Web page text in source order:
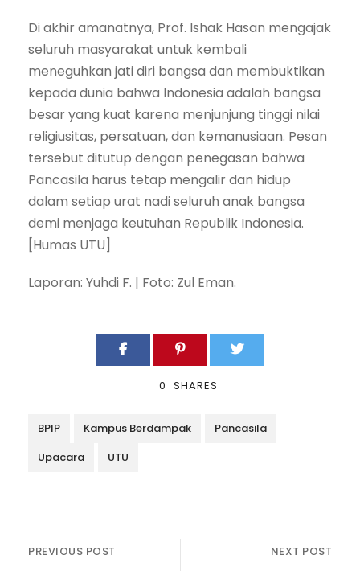
Di akhir amanatnya, Prof. Ishak Hasan mengajak
seluruh masyarakat untuk kembali
meneguhkan jati diri bangsa dan membuktikan
kepada dunia bahwa Indonesia adalah bangsa
besar yang kuat karena menjunjung tinggi nilai
religiusitas, persatuan, dan kemanusiaan. Pesan
tersebut ditutup dengan penegasan bahwa
Pancasila harus tetap mengalir dan hidup
dalam setiap urat nadi seluruh anak bangsa
demi menjaga keutuhan Republik Indonesia.
[Humas UTU]
Laporan: Yuhdi F. | Foto: Zul Eman.
0 SHARES
BPIP Kampus Berdampak
Pancasila
Upacara
UTU
PREVIOUS POST NEXT POST